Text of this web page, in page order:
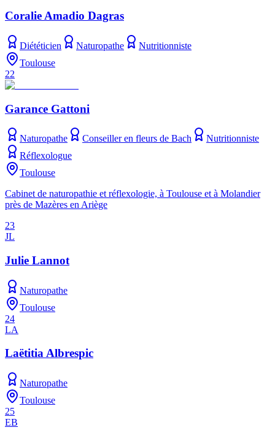
Coralie Amadio Dagras
Diététicien Naturopathe
Nutritionniste
Toulouse
22
Garance Gattoni
Naturopathe Conseiller en fleurs de Bach
Nutritionniste
Réflexologue
Toulouse
Cabinet de naturopathie et réflexologie, à Toulouse et à Molandier
près de Mazères en Ariège
23
JL
Julie Lannot
Naturopathe
Toulouse
24
LA
Laëtitia Albrespic
Naturopathe
Toulouse
25
EB